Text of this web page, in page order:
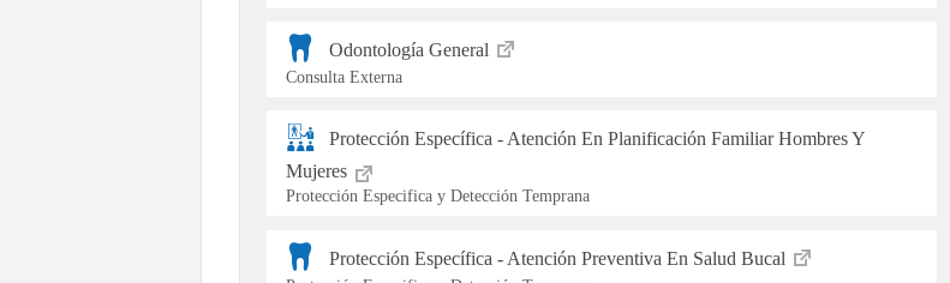
Odontología General
Consulta Externa
Protección Específica - Atención En Planificación Familiar Hombres Y
Mujeres
Protección Especifica y Detección Temprana
Protección Específica - Atención Preventiva En Salud Bucal